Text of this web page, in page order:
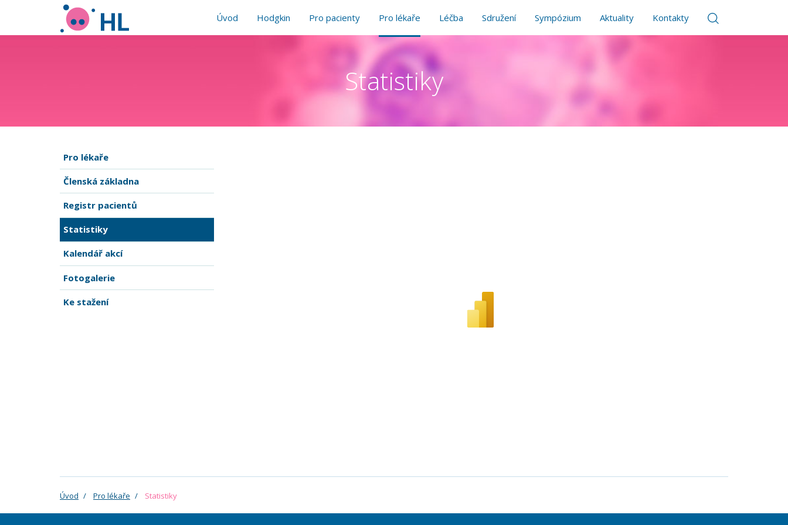
Úvod Hodgkin Pro pacienty Pro lékaře Léčba Sdružení Sympózium Aktuality Kontakty
Statistiky
Pro lékaře
Členská základna
Registr pacientů
Statistiky
Kalendář akcí
Fotogalerie
Ke stažení
Úvod Pro lékaře Statistiky